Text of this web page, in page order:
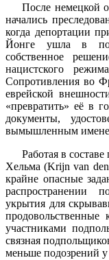
После немецкой
начались
когда депортации
Йонге ушла в
собственное
нацистского
Сопротивления во
еврейской
«превратить» её в
документы,
вымышленным
Работая в
Хельма (Krijn van
крайне опасные
распространении
укрытия для
участниками
связная
меньше подозрений